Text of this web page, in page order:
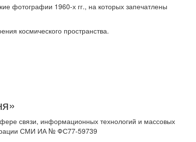
фотографии 1960-х гг., на которых запечатлены
космического пространства.
связи, информационных технологий и массовых
СМИ ИА № ФС77-59739